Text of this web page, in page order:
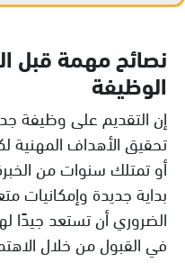
نصائح مهمة قبل
الوظيفة
إن التقديم على وظيفة
تحقيق الأهداف المهنية
أو تمتلك سنوات من
بداية جديدة وإمكانيات
الضروري أن تستعد جيدًا
في القبول من خلال